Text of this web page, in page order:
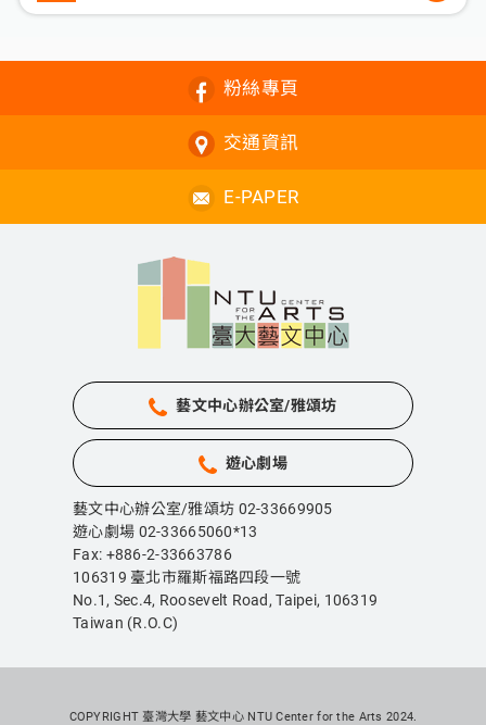
粉絲專頁
交通資訊
E-PAPER
藝文中心辦公室/雅頌坊
遊心劇場
藝文中心辦公室/雅頌坊 02-33669905
遊心劇場 02-33665060*13
Fax: +886-2-33663786
106319 臺北市羅斯福路四段一號
No.1, Sec.4, Roosevelt Road, Taipei, 106319
Taiwan (R.O.C)
COPYRIGHT 臺灣大學 藝文中心 NTU Center for the Arts 2024.